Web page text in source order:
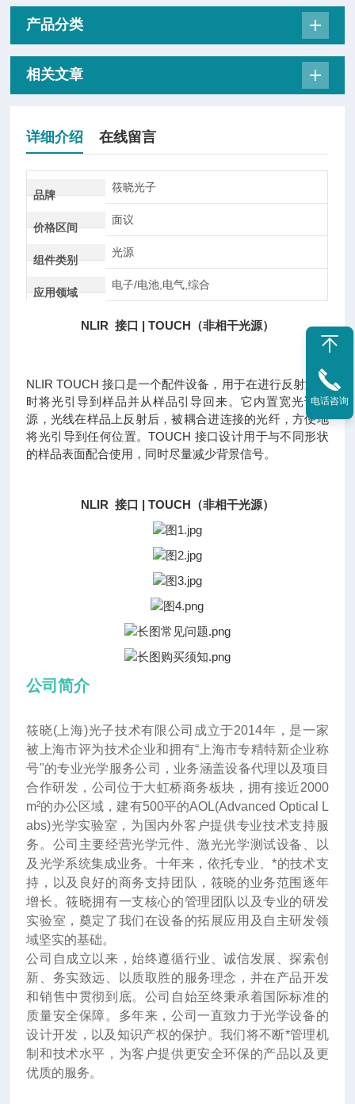
产品分类
相关文章
详细介绍 在线留言
品牌
筱晓光子
价格区间
面议
组件类别
光源
应用领域
电子/电池,电气,综合
NLIR 接口 | TOUCH（非相干光源）
NLIR TOUCH 接口是一个配件设备，用于在进行反射测量
时将光引导到样品并从样品引导回来。它内置宽光谱光
源，光线在样品上反射后，被耦合进连接的光纤，方便地
将光引导到任何位置。TOUCH 接口设计用于与不同形状
的样品表面配合使用，同时尽量减少背景信号。
NLIR 接口 | TOUCH（非相干光源）
公司简介
筱晓(上海)光子技术有限公司成立于2014年 ， 是一家
被上海市评为技术企业和拥有“上海市专精特新企业称
号"的专业光学服务公司，业务涵盖设备代理以及项目
合作研发，公司位于大虹桥商务板块，拥有接近2000
m²的办公区域，建有500平的AOL(Advanced Optical L
abs)光学实验室，为国内外客户提供专业技术支持服
务。公司主要经营光学元件、激光光学测试设备、以
及光学系统集成业务。十年来 ， 依托专业、*的技术支
持，以及良好的商务支持团队，筱晓的业务范围逐年
增长。筱晓拥有一支核心的管理团队以及专业的研发
实验室，奠定了我们在设备的拓展应用及自主研发领
域坚实的基础。
公司自成立以来，始终遵循行业、诚信发展、探索创
新、务实致远、以质取胜的服务理念，并在产品开发
和销售中贯彻到底。公司自始至终秉承着国际标准的
质量安全保障。多年来，公司一直致力于光学设备的
设计开发，以及知识产权的保护。我们将不断*管理机
制和技术水平，为客户提供更安全环保的产品以及更
优质的服务。
电话咨询